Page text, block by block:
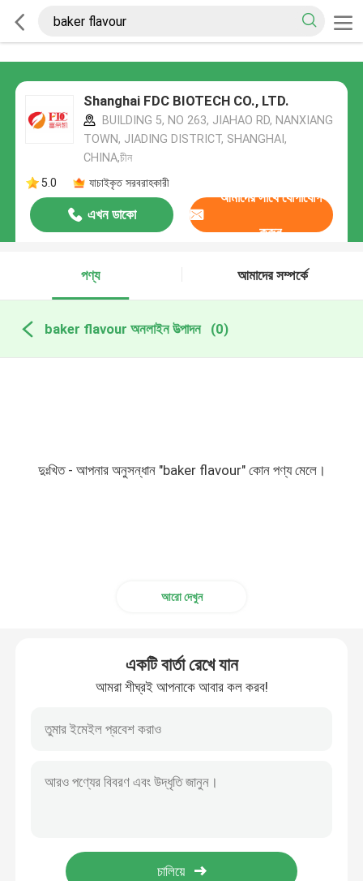
Shanghai FDC BIOTECH CO., LTD.
BUILDING 5, NO 263, JIAHAO RD, NANXIANG
TOWN, JIADING DISTRICT, SHANGHAI,
CHINA,চীন
5.0
যাচাইকৃত সরবরাহকারী
এখন ডাকো
আমাদের সাথে যোগাযোগ
করুন
পণ্য আমাদের সম্পর্কে
baker flavour অনলাইন উত্পাদন (0)
দুঃখিত - আপনার অনুসন্ধান "baker flavour" কোন পণ্য মেলে।
আরো দেখুন
একটি বার্তা রেখে যান
আমরা শীঘ্রই আপনাকে আবার কল করব!